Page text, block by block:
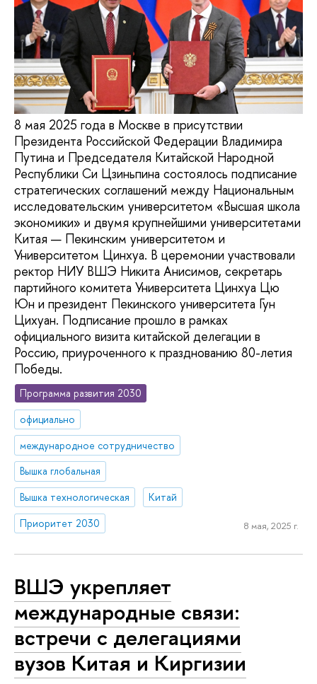
8 мая 2025 года в Москве в присутствии
Президента Российской Федерации Владимира
Путина и Председателя Китайской Народной
Республики Си Цзиньпина состоялось подписание
стратегических соглашений между Национальным
исследовательским университетом «Высшая школа
экономики» и двумя крупнейшими университетами
Китая — Пекинским университетом и
Университетом Цинхуа. В церемонии участвовали
ректор НИУ ВШЭ Никита Анисимов, секретарь
партийного комитета Университета Цинхуа Цю
Юн и президент Пекинского университета Гун
Цихуан. Подписание прошло в рамках
официального визита китайской делегации в
Россию, приуроченного к празднованию 80-летия
Победы.
Программа развития 2030
официально
международное сотрудничество
Вышка глобальная
Вышка технологическая
Китай
Приоритет 2030
8 мая, 2025 г.
ВШЭ укрепляет
международные связи:
встречи с делегациями
вузов Китая и Киргизии